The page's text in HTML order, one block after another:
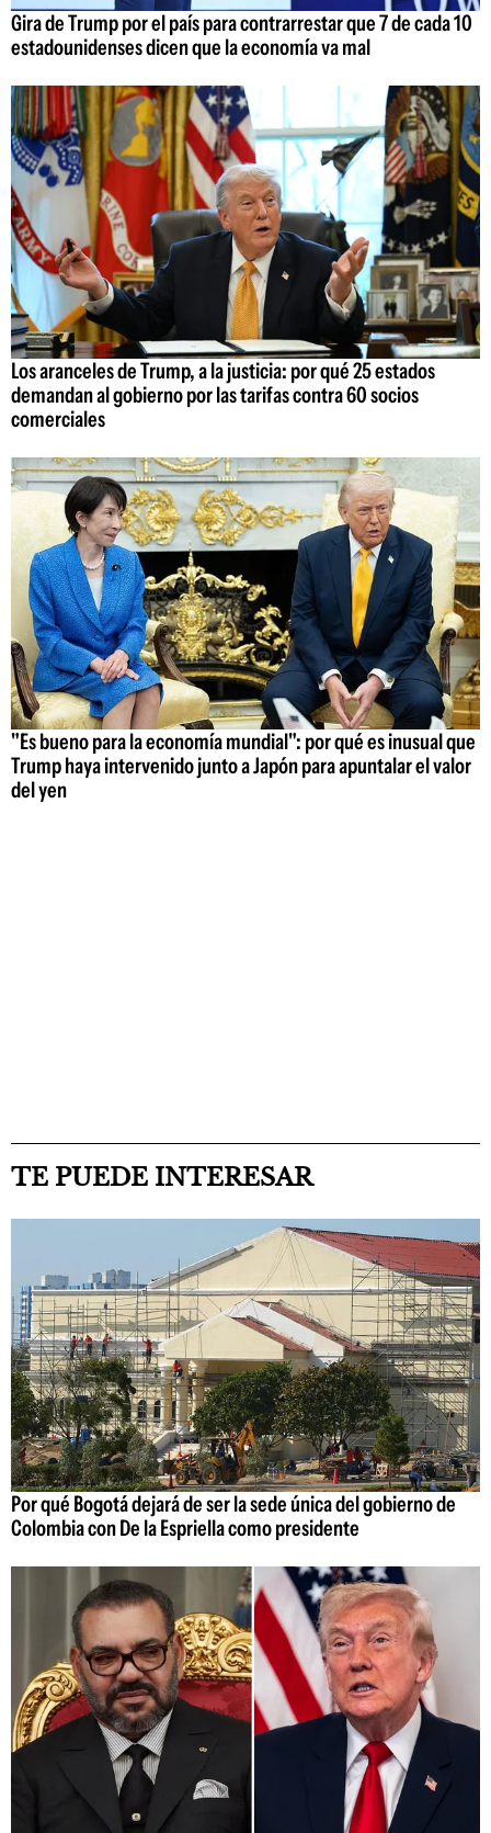
Gira de Trump por el país para contrarrestar que 7 de cada 10
estadounidenses dicen que la economía va mal
Los aranceles de Trump, a la justicia: por qué 25 estados
demandan al gobierno por las tarifas contra 60 socios
comerciales
"Es bueno para la economía mundial": por qué es inusual que
Trump haya intervenido junto a Japón para apuntalar el valor
del yen
TE PUEDE INTERESAR
Por qué Bogotá dejará de ser la sede única del gobierno de
Colombia con De la Espriella como presidente